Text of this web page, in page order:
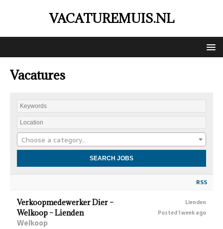
VACATUREMUIS.NL
Vacatures
Choose a category…
RSS
Verkoopmedewerker Dier –
Welkoop – Lienden
Welkoop
Lienden
Posted 1 week ago